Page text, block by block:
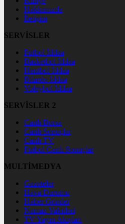
Hakkımızda
İletişim
SERVİSLER
Futbol İddaa
Basketbol İddaa
Hentbol İddaa
Bilardo İddaa
Voleybol İddaa
SERVİSLER 2
Canlı Borsa
Canlı Sonuçlar
Canlı TV
Futbol Canlı Sonuçlar
MULTİMEDYA
Gazeteler
Hava Durumu
Haber Gönder
Namaz Vakitleri
TV Yayın Akışları